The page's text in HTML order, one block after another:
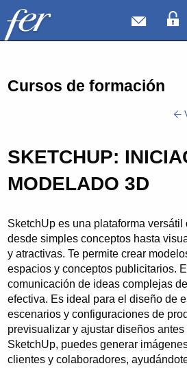
Cursos de formación
SKETCHUP:
MODELADO 3D
SketchUp es una plataforma versátil
desde simples conceptos hasta
y atractivas. Te permite crear
espacios y conceptos publicitarios.
comunicación de ideas complejas
efectiva. Es ideal para el diseño de
escenarios y configuraciones de
previsualizar y ajustar diseños
SketchUp, puedes generar
clientes y colaboradores,